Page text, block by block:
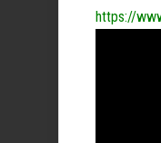
https://